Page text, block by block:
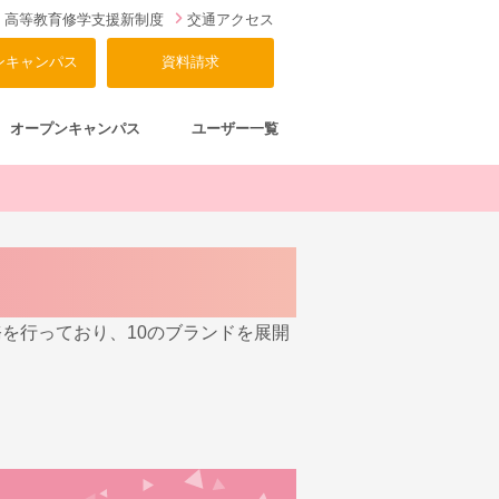
高等教育修学支援新制度 交通アクセス
キャンパス 資料請求
オープンキャンパス ユーザー一覧
行っており、10のブランドを展開